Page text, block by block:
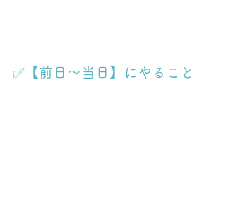
✅【前日〜当日】にやること